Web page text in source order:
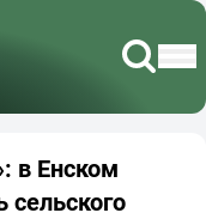
в Енском
сельского